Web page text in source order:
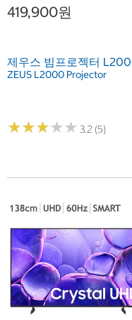
419,900원
제우스 빔프로젝터
ZEUS L2000 Projector
★★★★★
★★★★★ 3.2 (5)